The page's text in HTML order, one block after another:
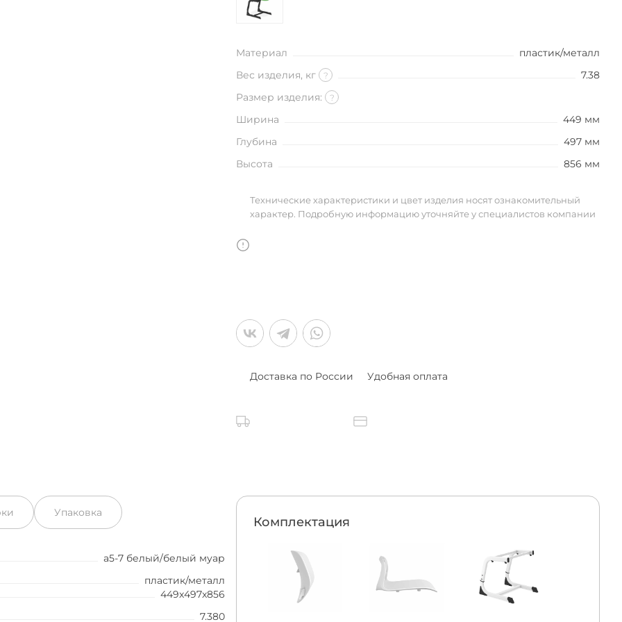
Материал
пластик/металл
Вес изделия, кг
?
7.38
Размер изделия:
?
Ширина
449 мм
Глубина
497 мм
Высота
856 мм
Технические характеристики и цвет изделия носят ознакомительный
характер. Подробную информацию уточняйте у специалистов компании
Доставка по России Удобная оплата
Упаковка
а5-7 белый/белый муар
пластик/металл
449x497x856
7.380
Комплектация